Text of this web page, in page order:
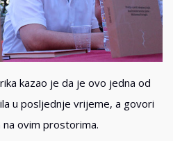
kazao je da je ovo jedna od
u posljednje vrijeme, a govori
na ovim prostorima.